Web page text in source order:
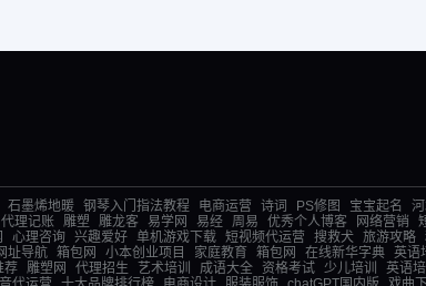
石墨烯地暖 钢琴入门指法教程 电商运营 诗词 PS修图 宝宝起名
代理记账 雕塑 雕龙客 易学网 易经 周易 优秀个人博客 网络营销
心理咨询 兴趣爱好 单机游戏下载 短视频代运营 搜救犬 旅游攻略
址导航 箱包网 小本创业项目 家庭教育 箱包网 在线新华字典 英语
荐 雕塑网 代理招生 艺术培训 成语大全 资格考试 少儿培训 英语培